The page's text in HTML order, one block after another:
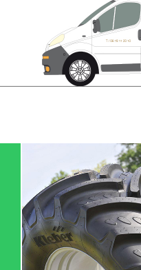
identité visuelle
charte graphique
branding
signalétique